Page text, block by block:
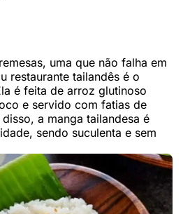
uma que não falha em
restaurante tailandês é o
é feita de arroz glutinoso
e servido com fatias de
a manga tailandesa é
sendo suculenta e sem